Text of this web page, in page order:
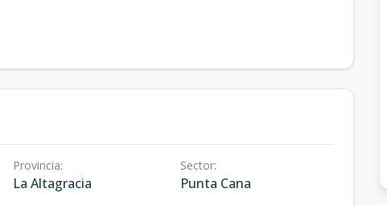
Provincia:
La Altagracia
Sector:
Punta Cana